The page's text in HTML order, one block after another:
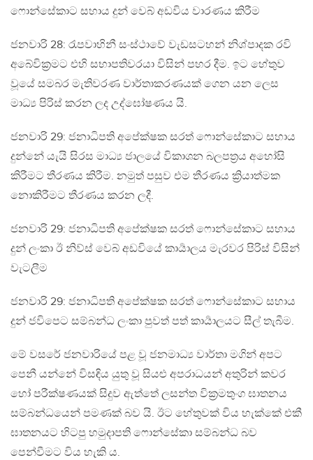
ෆොන්සේකාට සහාය දුන් වෙබ් අඩවිය වාරණය කිරීම
ජනවාරි 28: රැපවාහිනී සංස්ථාවේ වැඩසටහන් නිශ්පාදක රවි
අබේවික්‍රමට එහි සභාපතිවරයා විසින් පහර දීම. ඉට හේතුව
වූයේ සමබර මැතිවරණ වාර්තාකරණයක් ගෙන යන ලෙස
මාධ්‍ය පිරිස් කරන ලද උද්ඝෝෂණය යි.
ජනවාරි 29: ජනාධිපති අපේක්ෂක සරත් ෆොන්සේකාට සහාය
දුන්නේ යැයි සිරස මාධ්‍ය ජාලයේ විකාශන බලපත්‍රය අහෝසි
කිරීමට තීරණය කිරීම. නමුත් පසුව එම තීරණය ක්‍රියාත්මක
නොකිරීමට තීරණය කරන ලදී.
ජනවාරි 29: ජනාධිපති අපේක්ෂක සරත් ෆොන්සේකාට සහාය
දුන් ලංකා ඊ නිව්ස් වෙබ් අඩවියේ කාර්‍යාලය මැරවර පිරිස් විසින්
වැටලීම
ජනවාරි 29: ජනාධිපති අපේක්ෂක සරත් ෆොන්සේකාට සහාය
දුන් ජවිපෙට සම්බන්ධ ලංකා පුවත් පත් කාර්‍යාලයට සීල් තැබීම.
මේ වසරේ ජනවාරියේ පළ වූ ජනමාධ්‍ය වාර්තා මගින් අපට
පෙනී යන්නේ විසඳිය යුතු වූ සියළු අපරාධයන් අතුරින් කවර
හෝ පරීක්ෂණයක් සිදුව ඇත්තේ ලසන්ත වික්‍රමතුංග ඝාතනය
සම්බන්ධයෙන් පමණක් බව යි. ඊට හේතුවක් විය හැක්කේ එකී
ඝාතනයට හිටපු හමුදාපති ෆොන්සේකා සම්බන්ධ බව
පෙන්වීමට විය හැකි ය.